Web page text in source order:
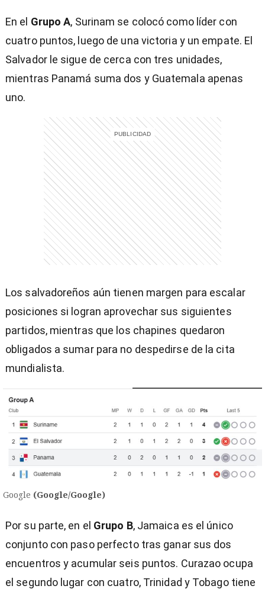
En el Grupo A, Surinam se colocó como líder con
cuatro puntos, luego de una victoria y un empate. El
Salvador le sigue de cerca con tres unidades,
mientras Panamá suma dos y Guatemala apenas
uno.
Los salvadoreños aún tienen margen para escalar
posiciones si logran aprovechar sus siguientes
partidos, mientras que los chapines quedaron
obligados a sumar para no despedirse de la cita
mundialista.
Google (Google/Google)
Por su parte, en el Grupo B, Jamaica es el único
conjunto con paso perfecto tras ganar sus dos
encuentros y acumular seis puntos. Curazao ocupa
el segundo lugar con cuatro, Trinidad y Tobago tiene